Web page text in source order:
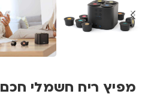
מפיץ ריח חשמלי חכם MOODO